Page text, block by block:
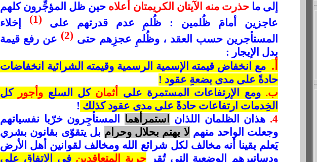
إلى ماحذرت منه الآيتان الكريمتان أعلاه حين ظل المؤجِّرون كلهم
عاجزين أمامَ ظُلمين : ظُلمِ عدم قدرتهم على (1)
إخلاء
المستأجرين حسب العقد ، وظُلمِ عجزِهم حتى (2)
عن رفع قيمة
بدل الإيجار :
أ. مع انخفاض قيمته الإسمية الرسمية وقيمته الشرائية انخفاضات
حادةً على مدى بضعةِ عقود !
ب. ومع الإرتفاعات المستمرة على أثمان كل السلع وأجور كل
الخِدمات ارتفاعات حادةً على مدى عقود كذلك !
4. هذان الظلمان اللذان استمرأهما المستأجِرون خرّبا نفسياتهم
وجعلت الواحد منهم لا يهتم بحلال وحرام بل يتقوّى بقانون بشري
يَعلم يقينا أنه مخالف لكل شرائع الله ومخالف لقوانين أهل الأرض
ودساتيرِهم الوضعية التي تُقر حرية المتعاقدين في الإتفاق على